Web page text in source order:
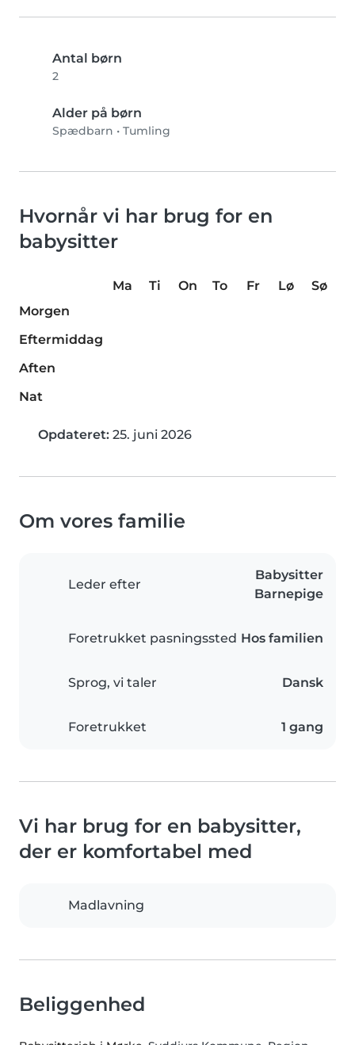
Antal børn
2
Alder på børn
Spædbarn • Tumling
Hvornår vi har brug for en
babysitter
Ma Ti On To Fr Lø
Sø
Morgen
Eftermiddag
Aften
Nat
Opdateret: 25. juni 2026
Om vores familie
Leder efter
Babysitter
Barnepige
Foretrukket pasningssted Hos familien
Sprog, vi taler Dansk
Foretrukket 1 gang
Vi har brug for en babysitter,
der er komfortabel med
Madlavning
Beliggenhed